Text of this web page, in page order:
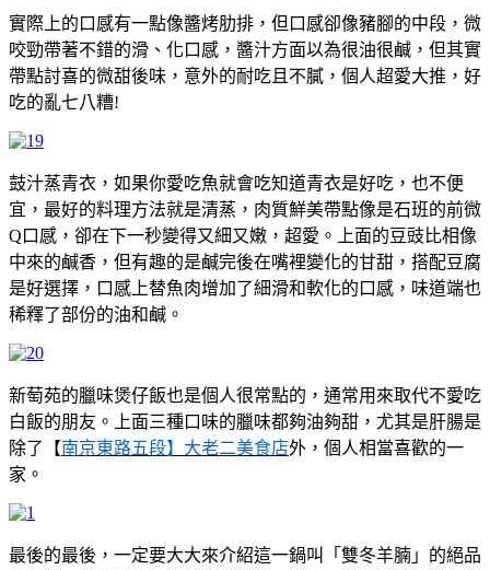
實際上的口感有一點像醬烤肋排，但口感卻像豬腳的中段，微
咬勁帶著不錯的滑、化口感，醬汁方面以為很油很鹹，但其實
帶點討喜的微甜後味，意外的耐吃且不膩，個人超愛大推，好
吃的亂七八糟!
鼓汁蒸青衣，如果你愛吃魚就會吃知道青衣是好吃，也不便
宜，最好的料理方法就是清蒸，肉質鮮美帶點像是石班的前微
Q口感，卻在下一秒變得又細又嫩，超愛。上面的豆豉比相像
中來的鹹香，但有趣的是鹹完後在嘴裡變化的甘甜，搭配豆腐
是好選擇，口感上替魚肉增加了細滑和軟化的口感，味道端也
稀釋了部份的油和鹹。
新萄苑的臘味煲仔飯也是個人很常點的，通常用來取代不愛吃
白飯的朋友。上面三種口味的臘味都夠油夠甜，尤其是肝腸是
除了【南京東路五段】大老二美食店外，個人相當喜歡的一
家。
最後的最後，一定要大大來介紹這一鍋叫「雙冬羊腩」的絕品